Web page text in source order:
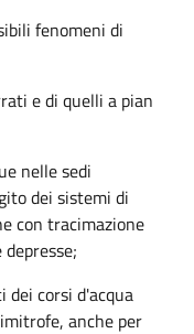
fenomeni di
e di quelli a pian
nelle sedi
dei sistemi di
con tracimazione
corsi d'acqua
anche per